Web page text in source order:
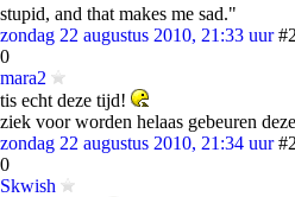
stupid, and that makes me sad."
zondag 22 augustus 2010, 21:33 uur
0
mara2
tis echt deze tijd!
ziek voor worden helaas gebeuren
zondag 22 augustus 2010, 21:34 uur
0
Skwish